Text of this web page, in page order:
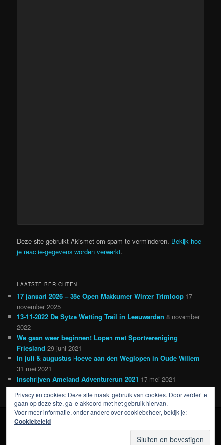
Deze site gebruikt Akismet om spam te verminderen. Bekijk hoe
je reactie-gegevens worden verwerkt.
LAATSTE BERICHTEN
17 januari 2026 – 38e Open Makkumer Winter Trimloop 17
november 2025
13-11-2022 De Sytze Wetting Trail in Leeuwarden 8 november
2022
We gaan weer beginnen! Lopen met Sportvereniging
Friesland 29 juni 2021
In juli & augustus Hoeve aan den Weglopen in Oude Willem
31 mei 2021
Inschrijven Ameland Adventurerun 2021 17 mei 2021
Ondersteund door WordPress
Privacy en cookies: Deze site maakt gebruik van cookies. Door verder te
gaan op deze site, ga je akkoord met het gebruik hiervan.
Voor meer informatie, onder andere over cookiebeheer, bekijk je:
Cookiebeleid